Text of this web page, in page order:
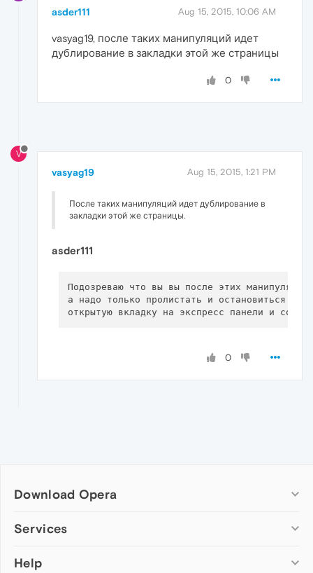
asder111 Aug 15, 2015, 10:06 AM
vasyag19, после таких манипуляций идет
дублирование в закладки этой же страницы
0
V
vasyag19 Aug 15, 2015, 1:21 PM
После таких манипуляций идет дублирование в
закладки этой же страницы.
asder111
Подозреваю что вы вы после этих
а надо только пролистать и остановиться
0
Download Opera
Computer browsers
Opera for Mac
Services
Add-ons
Help